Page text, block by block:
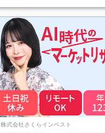
株式会社さくらインベスト